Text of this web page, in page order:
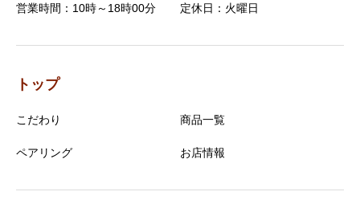
営業時間：10時～18時00分 定休日：火曜日
トップ
こだわり 商品一覧
ペアリング お店情報